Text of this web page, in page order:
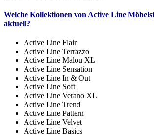
Welche Kollektionen von Active Line
aktuell?
Active Line Flair
Active Line Terrazzo
Active Line Malou XL
Active Line Sensation
Active Line In & Out
Active Line Soft
Active Line Verano XL
Active Line Trend
Active Line Pattern
Active Line Velvet
Active Line Basics